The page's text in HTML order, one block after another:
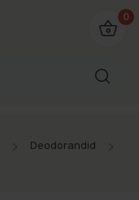
0
Deodorandid